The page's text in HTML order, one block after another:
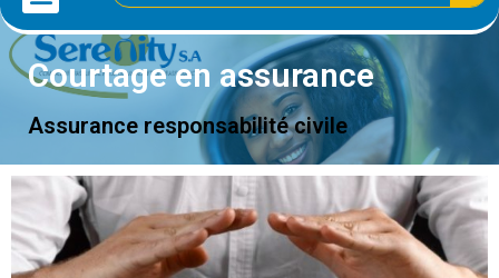
Courtage en assurance
Assurance responsabilité civile